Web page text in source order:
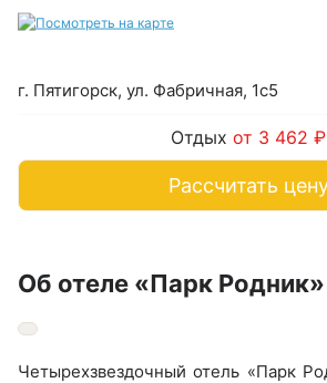
г. Пятигорск, ул. Фабричная, 1с5
Отдых от 3 462 ₽
Рассчитать
Об отеле «Парк Родник»
Четырехзвездочный отель «Парк